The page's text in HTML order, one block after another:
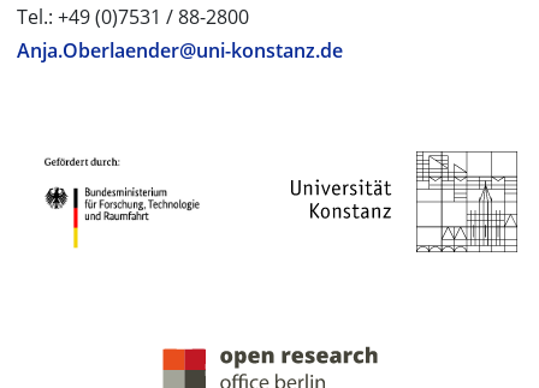
Tel.: +49 (0)7531 / 88-2800
Anja.Oberlaender@uni-konstanz.de